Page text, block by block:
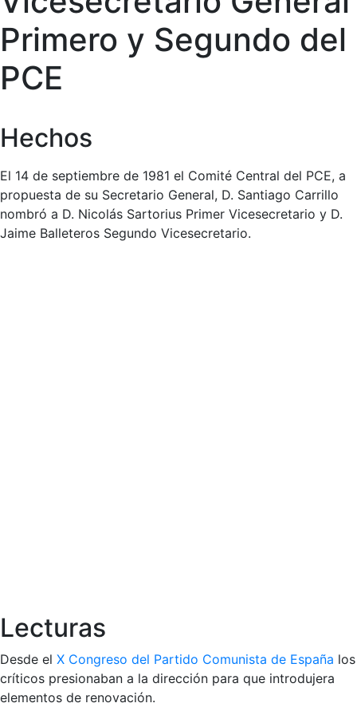
Primero y Segundo del
PCE
Hechos
El 14 de septiembre de 1981 el Comité Central del PCE, a
propuesta de su Secretario General, D. Santiago Carrillo
nombró a D. Nicolás Sartorius Primer Vicesecretario y D.
Jaime Balleteros Segundo Vicesecretario.
Lecturas
Desde el X Congreso del Partido Comunista de España los
críticos presionaban a la dirección para que introdujera
elementos de renovación.